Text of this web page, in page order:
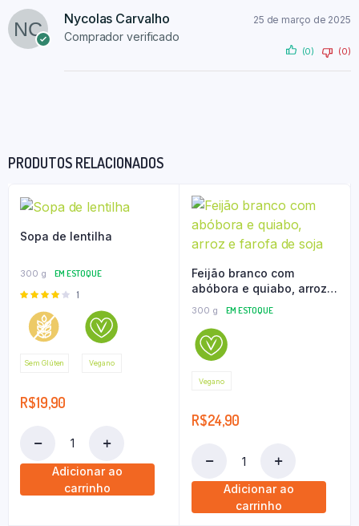
Nycolas Carvalho
Comprador verificado
25 de março de 2025
(0) (0)
PRODUTOS RELACIONADOS
Sopa de lentilha
300 g
EM ESTOQUE
Avaliação
1
Sem Glúten Vegano
R$19,90
Adicionar ao
carrinho
Feijão branco com
abóbora e quiabo, arroz e
farofa de soja
300 g EM ESTOQUE
Vegano
R$24,90
Adicionar ao
carrinho